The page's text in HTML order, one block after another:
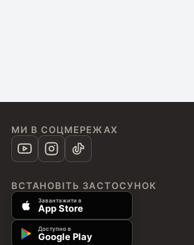
МИ В СОЦМЕРЕЖАХ
ВСТАНОВІТЬ ЗАСТОСУНОК
Завантажити в
App Store
Доступно в
Google Play